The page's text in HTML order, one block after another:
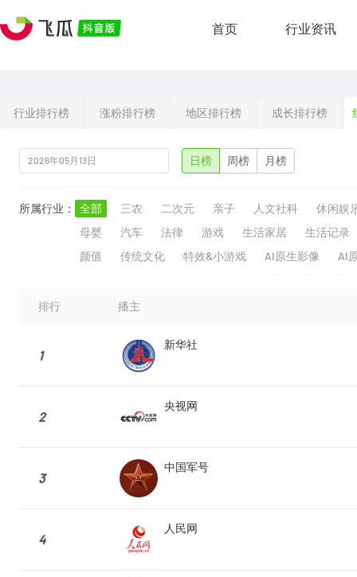
首页 行业资讯
行业排行榜 涨粉排行榜 地区排行榜 成长排行榜
日榜 周榜 月榜
所属行业： 全部 三农 二次元 亲子 人文社科
休闲娱
母婴
汽车 法律 游戏 生活家居
生活记录
颜值
传统文化 特效&小游戏 AI原生影像 AI
排行 播主
1
新华社
2
央视网
3
中国军号
4
人民网